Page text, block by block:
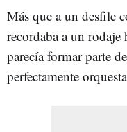
Más que a un desfile
recordaba a un
parecía formar parte
perfectamente